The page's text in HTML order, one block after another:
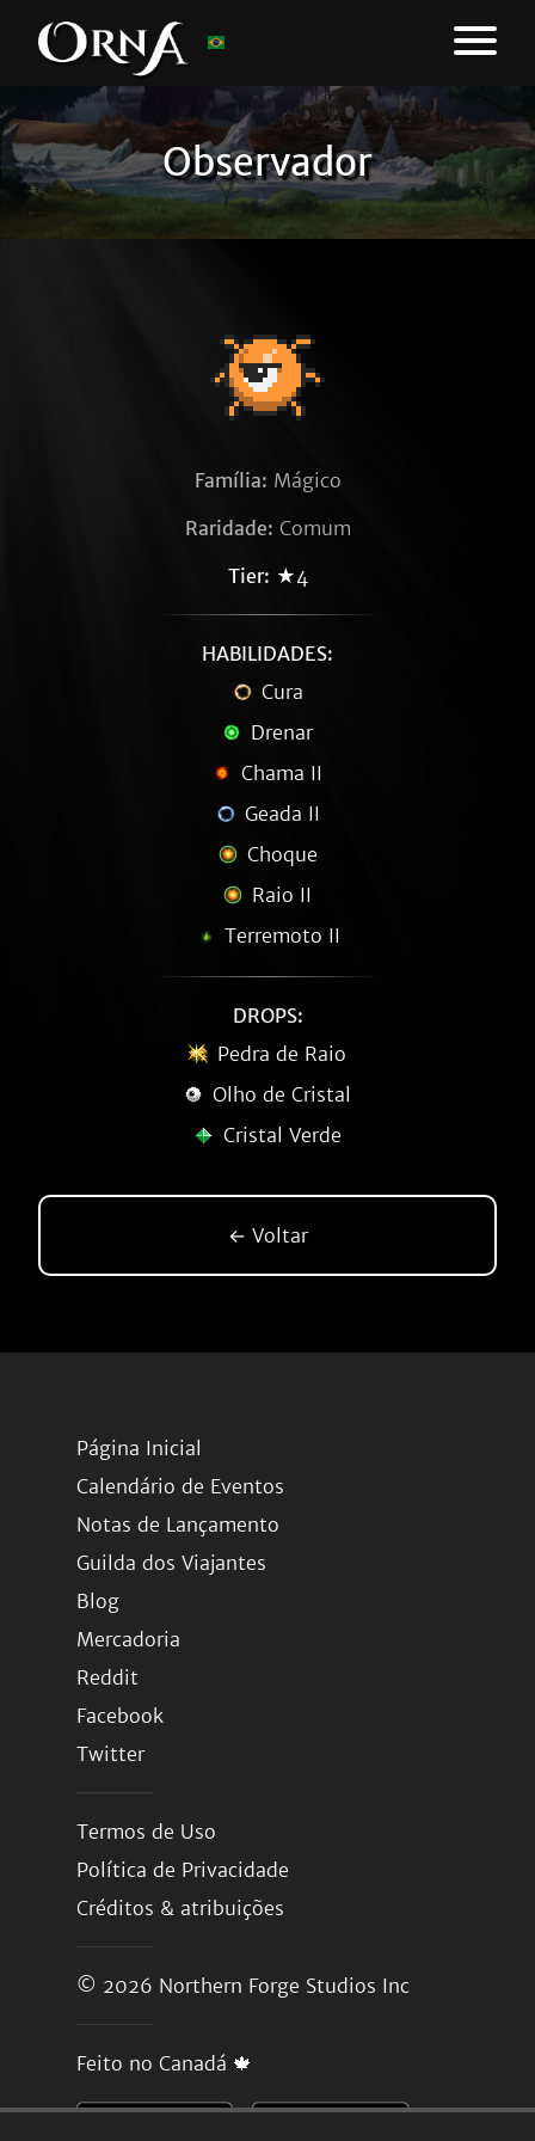
Observador
Família: Mágico
Raridade: Comum
Tier: ★4
HABILIDADES:
Cura
Drenar
Chama II
Geada II
Choque
Raio II
Terremoto II
DROPS:
Pedra de Raio
Olho de Cristal
Cristal Verde
← Voltar
Página Inicial
Calendário de Eventos
Notas de Lançamento
Guilda dos Viajantes
Blog
Mercadoria
Reddit
Facebook
Twitter
Termos de Uso
Política de Privacidade
Créditos & atribuições
© 2026 Northern Forge Studios Inc
Feito no Canadá 🍁